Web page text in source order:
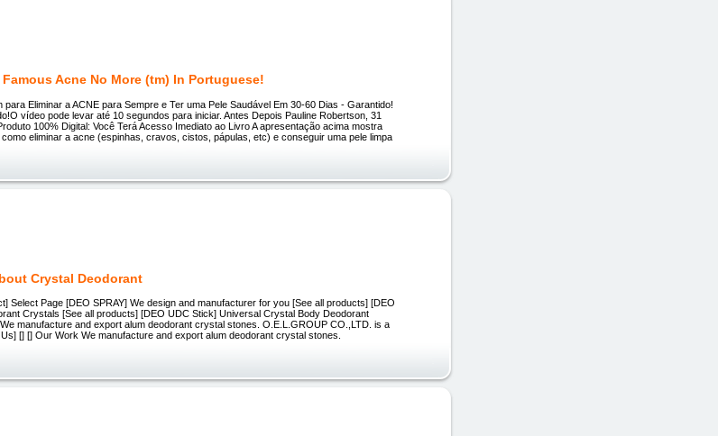
Acne No More (tm) In Portuguese!
Eliminar a ACNE para Sempre e Ter uma Pele Saudável Em 30-60 Dias - Garantido!
vídeo pode levar até 10 segundos para iniciar. Antes Depois Pauline Robertson, 31
100% Digital: Você Terá Acesso Imediato ao Livro A apresentação acima mostra
eliminar a acne (espinhas, cravos, cistos, pápulas, etc) e conseguir uma pele limpa
Crystal Deodorant
Select Page [DEO SPRAY] We design and manufacturer for you [See all products] [DEO
Crystals [See all products] [DEO UDC Stick] Universal Crystal Body Deodorant
manufacture and export alum deodorant crystal stones. O.E.L.GROUP CO.,LTD. is a
[] [] Our Work We manufacture and export alum deodorant crystal stones.